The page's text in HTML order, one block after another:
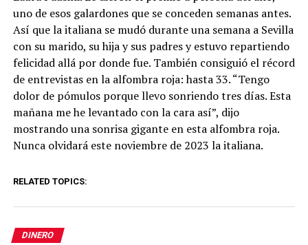
uno de esos galardones que se conceden semanas antes.
Así que la italiana se mudó durante una semana a Sevilla
con su marido, su hija y sus padres y estuvo repartiendo
felicidad allá por donde fue. También consiguió el récord
de entrevistas en la alfombra roja: hasta 33. “Tengo
dolor de pómulos porque llevo sonriendo tres días. Esta
mañana me he levantado con la cara así”, dijo
mostrando una sonrisa gigante en esta alfombra roja.
Nunca olvidará este noviembre de 2023 la italiana.
RELATED TOPICS:
DINERO